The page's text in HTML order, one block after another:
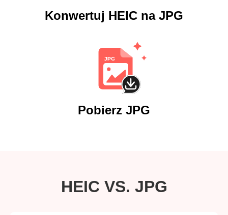
Konwertuj HEIC na JPG
Pobierz JPG
HEIC VS. JPG